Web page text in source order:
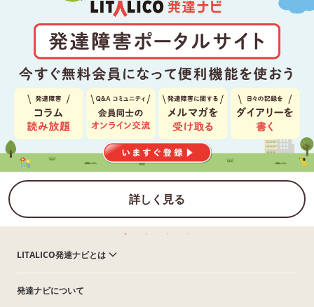
詳しく見る
LITALICO発達ナビとは
発達ナビについて